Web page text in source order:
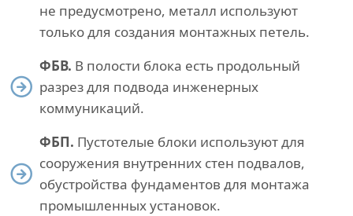
не предусмотрено, металл используют
только для создания монтажных петель.
ФБВ. В полости блока есть продольный
разрез для подвода инженерных
коммуникаций.
ФБП. Пустотелые блоки используют для
сооружения внутренних стен подвалов,
обустройства фундаментов для монтажа
промышленных установок.